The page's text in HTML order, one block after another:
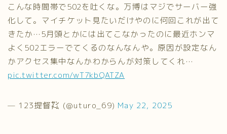
こんな時間帯で502を吐くな。万博はマジでサーバー強
化して。マイチケット見たいだけやのに何回これが出て
きたか…5月頭とかには出てこなかったのに最近ホンマ
よく502エラーでてくるのなんなんや。原因が設定なん
かアクセス集中なんかわからんが対策してくれ…
pic.twitter.com/wT7kbQATZA
— 123提督㌠ (@uturo_69) May 22, 2025